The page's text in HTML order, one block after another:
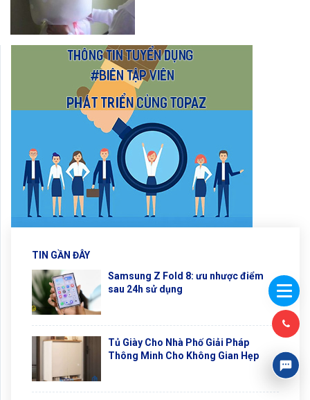
TIN GẦN ĐÂY
Samsung Z Fold 8: ưu nhược điểm
sau 24h sử dụng
Tủ Giày Cho Nhà Phố Giải Pháp
Thông Minh Cho Không Gian Hẹp